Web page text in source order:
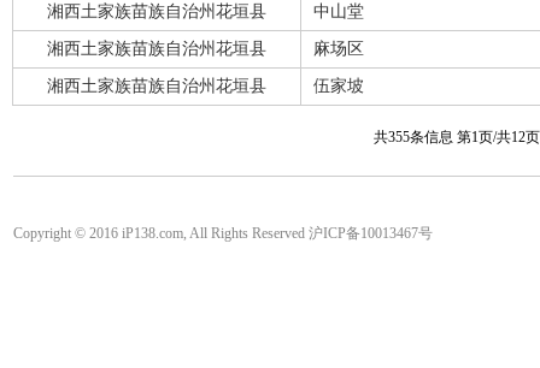
湘西土家族苗族自治州花垣县 中山堂
湘西土家族苗族自治州花垣县 麻场区
湘西土家族苗族自治州花垣县 伍家坡
共355条信息 第1页/共12
Copyright © 2016 iP138.com, All Rights Reserved 沪ICP备10013467号